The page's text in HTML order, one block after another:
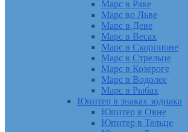
Марс в Раке
Марс во Льве
Марс в Деве
Марс в Весах
Марс в Скорпионе
Марс в Стрельце
Марс в Козероге
Марс в Водолее
Марс в Рыбах
Юпитер в знаках зодиака
Юпитер в Овне
Юпитер в Тельце